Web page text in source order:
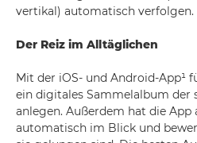
vertikal) automatisch verfolgen.
Der Reiz im Alltäglichen
Mit der iOS- und Android-App¹
ein digitales Sammelalbum der
anlegen. Außerdem hat die App
automatisch im Blick und